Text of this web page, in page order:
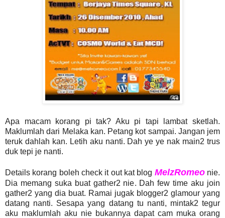
Apa macam korang pi tak? Aku pi tapi lambat sketlah.
Maklumlah dari Melaka kan. Petang kot sampai. Jangan jem
teruk dahlah kan. Letih aku nanti. Dah ye ye nak main2 trus
duk tepi je nanti.
Details korang boleh check it out kat blog MelzRomeonie.
Dia memang suka buat gather2 nie. Dah few time aku join
gather2 yang dia buat. Ramai jugak blogger2 glamour yang
datang nanti. Sesapa yang datang tu nanti, mintak2 tegur
aku maklumlah aku nie bukannya dapat cam muka orang